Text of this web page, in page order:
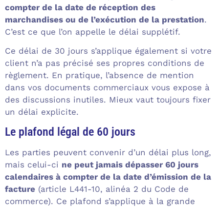
compter de la date de réception des
marchandises ou de l’exécution de la prestation.
C’est ce que l’on appelle le délai supplétif.
Ce délai de 30 jours s’applique également si votre
client n’a pas précisé ses propres conditions de
règlement. En pratique, l’absence de mention
dans vos documents commerciaux vous expose à
des discussions inutiles. Mieux vaut toujours fixer
un délai explicite.
Le plafond légal de 60 jours
Les parties peuvent convenir d’un délai plus long,
mais celui-ci ne peut jamais dépasser 60 jours
calendaires à compter de la date d’émission de la
facture (article L441-10, alinéa 2 du Code de
commerce). Ce plafond s’applique à la grande